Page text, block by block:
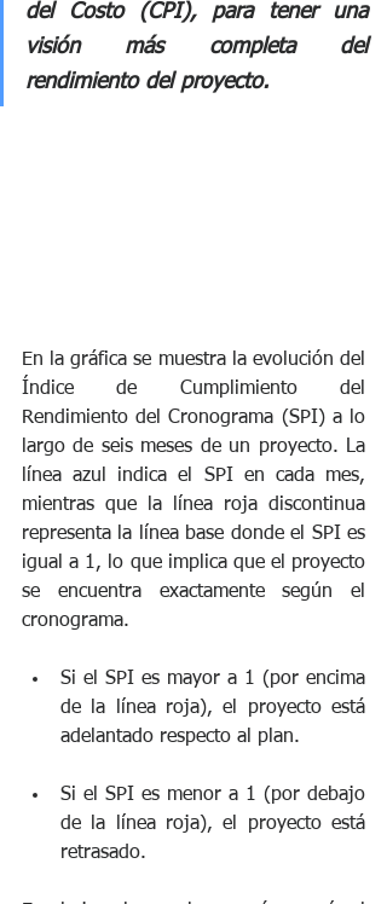
del Costo (CPI), para tener una
visión más completa del
rendimiento del proyecto.
En la gráfica se muestra la evolución del
Índice de Cumplimiento del
Rendimiento del Cronograma (SPI) a lo
largo de seis meses de un proyecto. La
línea azul indica el SPI en cada mes,
mientras que la línea roja discontinua
representa la línea base donde el SPI es
igual a 1, lo que implica que el proyecto
se encuentra exactamente según el
cronograma.
Si el SPI es mayor a 1 (por encima
de la línea roja), el proyecto está
adelantado respecto al plan.
Si el SPI es menor a 1 (por debajo
de la línea roja), el proyecto está
retrasado.